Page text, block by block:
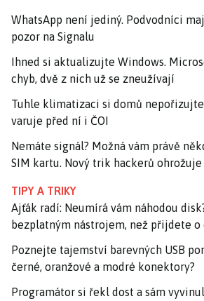
WhatsApp není jediný. Podvodníci
pozor na Signalu
Ihned si aktualizujte Windows.
chyb, dvě z nich už se zneužívají
Tuhle klimatizaci si domů
varuje před ní i ČOI
Nemáte signál? Možná vám právě
SIM kartu. Nový trik hackerů ohrožuje
TIPY A TRIKY
Ajťák radí: Neumírá vám náhodou
bezplatným nástrojem, než přijdete o
Poznejte tajemství barevných USB
černé, oranžové a modré konektory?
Programátor si řekl dost a sám